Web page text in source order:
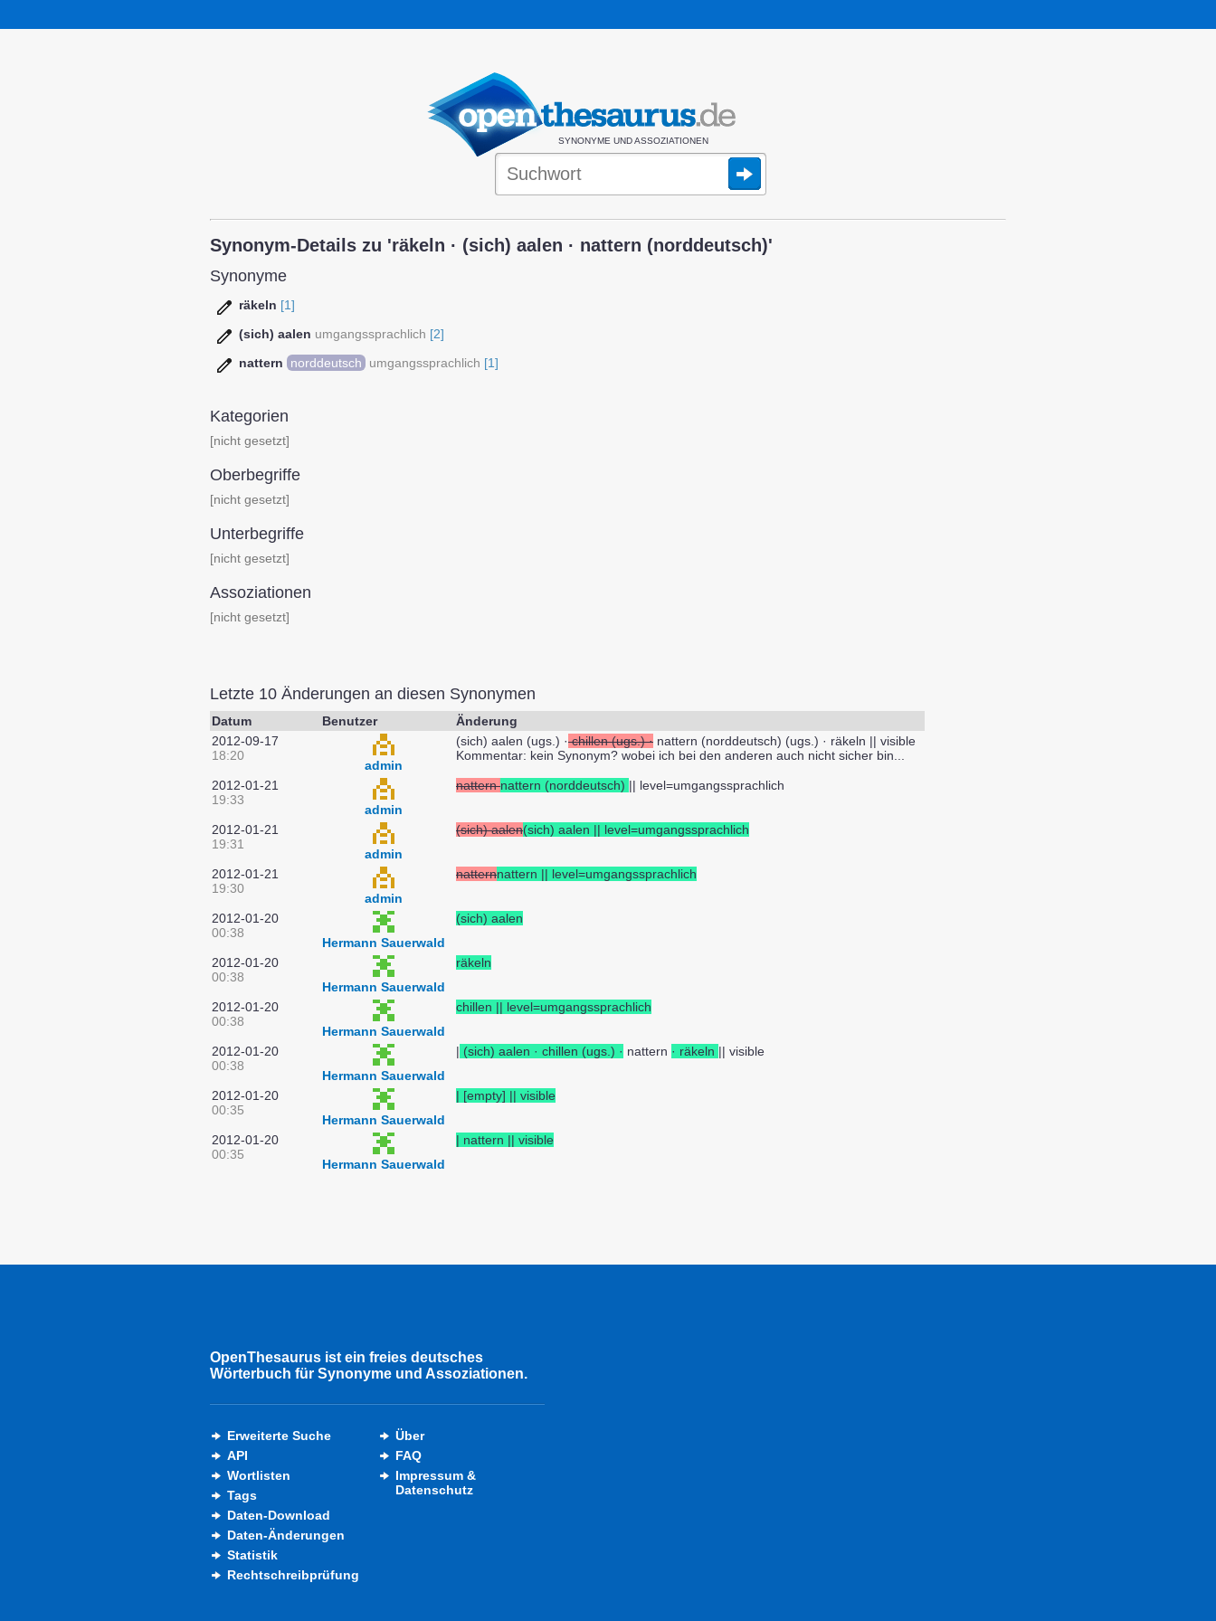
SYNONYME UND ASSOZIATIONEN
Synonym-Details zu 'räkeln · (sich) aalen · nattern (norddeutsch)'
Synonyme
räkeln [1]
(sich) aalen umgangssprachlich [2]
nattern
norddeutsch umgangssprachlich [1]
Kategorien
[nicht gesetzt]
Oberbegriffe
[nicht gesetzt]
Unterbegriffe
[nicht gesetzt]
Assoziationen
[nicht gesetzt]
Letzte 10 Änderungen an diesen Synonymen
Datum Benutzer
Änderung
2012-09-17
18:20
admin
(sich) aalen (ugs.) ·chillen (ugs.) · nattern (norddeutsch) (ugs.) · räkeln || visible
Kommentar: kein Synonym? wobei ich bei den anderen auch nicht sicher bin...
2012-01-21
19:33
admin
natternnattern (norddeutsch) || level=umgangssprachlich
2012-01-21
19:31
admin
(sich) aalen(sich) aalen || level=umgangssprachlich
2012-01-21
19:30
admin
natternnattern || level=umgangssprachlich
2012-01-20
00:38
Hermann Sauerwald
(sich) aalen
2012-01-20
00:38
Hermann Sauerwald
räkeln
2012-01-20
00:38
Hermann Sauerwald
chillen || level=umgangssprachlich
2012-01-20
00:38
Hermann Sauerwald
| (sich) aalen · chillen (ugs.) · nattern · räkeln || visible
2012-01-20
00:35
Hermann Sauerwald
| [empty] || visible
2012-01-20
00:35
Hermann Sauerwald
| nattern || visible
OpenThesaurus ist ein freies deutsches
Wörterbuch für Synonyme und Assoziationen.
Erweiterte Suche
API
Wortlisten
Tags
Daten-Download
Daten-Änderungen
Statistik
Rechtschreibprüfung
Über
FAQ
Impressum &
Datenschutz